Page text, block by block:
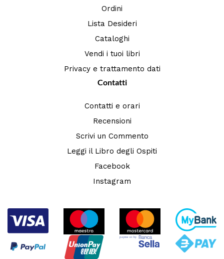
Ordini
Lista Desideri
Cataloghi
Vendi i tuoi libri
Privacy e trattamento dati
Contatti
Contatti e orari
Recensioni
Scrivi un Commento
Leggi il Libro degli Ospiti
Facebook
Instagram